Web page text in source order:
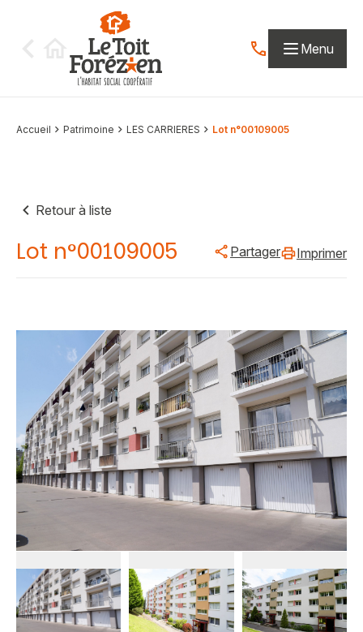
Contactez-nous
Menu
Accueil Patrimoine LES CARRIERES Lot n°00109005
Retour à liste
Lot n°00109005 Partager Imprimer